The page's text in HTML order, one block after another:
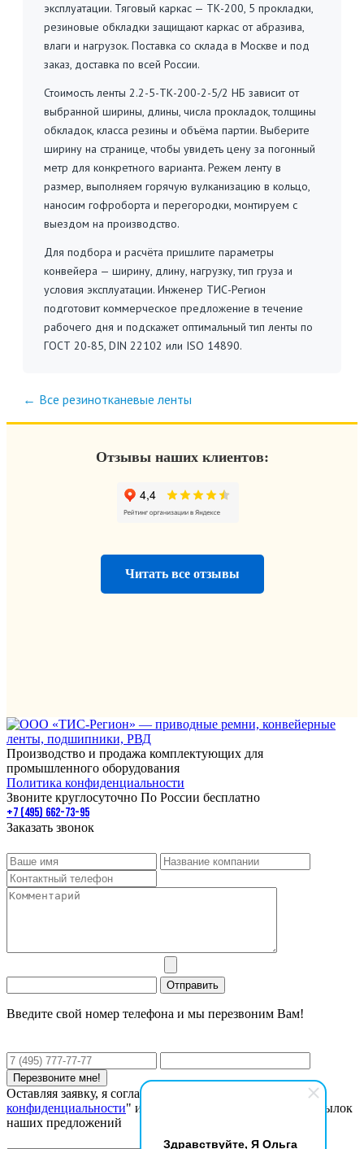
Здравствуйте, Я Ольга
эксплуатации. Тяговый каркас — ТК-200, 5 прокладки,
резиновые обкладки защищают каркас от абразива,
влаги и нагрузок. Поставка со склада в Москве и под
заказ, доставка по всей России.
Стоимость ленты 2.2-5-ТК-200-2-5/2 НБ зависит от
выбранной ширины, длины, числа прокладок, толщины
обкладок, класса резины и объёма партии. Выберите
ширину на странице, чтобы увидеть цену за погонный
метр для конкретного варианта. Режем ленту в
размер, выполняем горячую вулканизацию в кольцо,
наносим гофроборта и перегородки, монтируем с
выездом на производство.
Для подбора и расчёта пришлите параметры
конвейера — ширину, длину, нагрузку, тип груза и
условия эксплуатации. Инженер ТИС-Регион
подготовит коммерческое предложение в течение
рабочего дня и подскажет оптимальный тип ленты по
ГОСТ 20-85, DIN 22102 или ISO 14890.
← Все резинотканевые ленты
Отзывы наших клиентов:
Читать все отзывы
Производство и продажа комплектующих для
промышленного оборудования
Политика конфиденциальности
Звоните круглосуточно По России бесплатно
+7 (495) 662-73-95
Заказать звонок
Введите свой номер телефона и мы перезвоним Вам!
Оставляя заявку, я соглашаюсь с "
конфиденциальности" и даю согласие на получение рассылок
наших предложений